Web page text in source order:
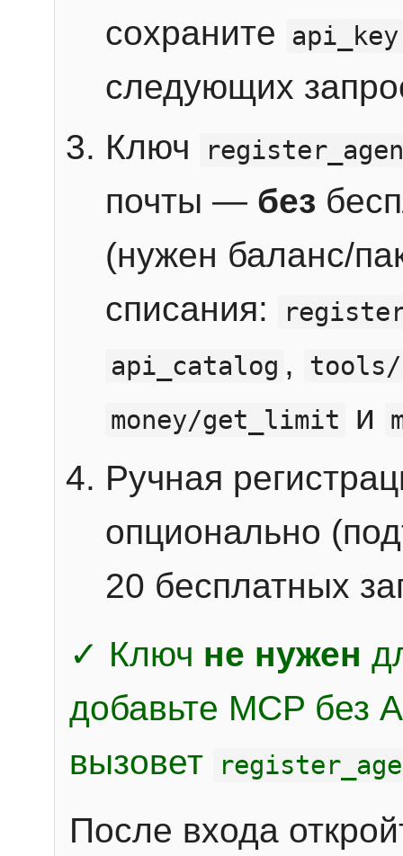
сохраните
api_key
следующих
Ключ
почты — без
(нужен баланс/
списания:
api_catalog ,
money/get_limit
и
Ручная
опционально
20 бесплатных
✓ Ключ не нужен
добавьте MCP без
вызовет
После входа